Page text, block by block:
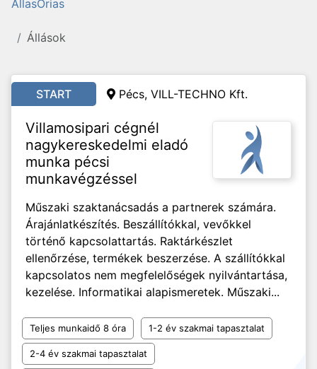
AllasOrias
Állások
START Pécs, VILL-TECHNO Kft.
Villamosipari cégnél
nagykereskedelmi eladó
munka pécsi
munkavégzéssel
Műszaki szaktanácsadás a partnerek számára.
Árajánlatkészítés. Beszállítókkal, vevőkkel
történő kapcsolattartás. Raktárkészlet
ellenőrzése, termékek beszerzése. A szállítókkal
kapcsolatos nem megfelelőségek nyilvántartása,
kezelése. Informatikai alapismeretek. Műszaki...
Teljes munkaidő 8 óra 1-2 év szakmai tapasztalat
2-4 év szakmai tapasztalat